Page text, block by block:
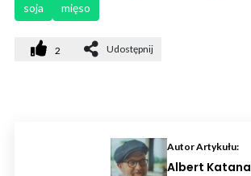
soja
mięso
2 Udostępnij
Autor Artykułu:
Albert Katana